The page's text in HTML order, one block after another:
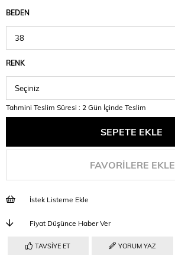
BEDEN
RENK
Tahmini Teslim Süresi : 2 Gün İçinde Teslim
FAVORILERE EKLE
İstek Listeme Ekle
Fiyat Düşünce Haber Ver
TAVSIYE ET YORUM YAZ